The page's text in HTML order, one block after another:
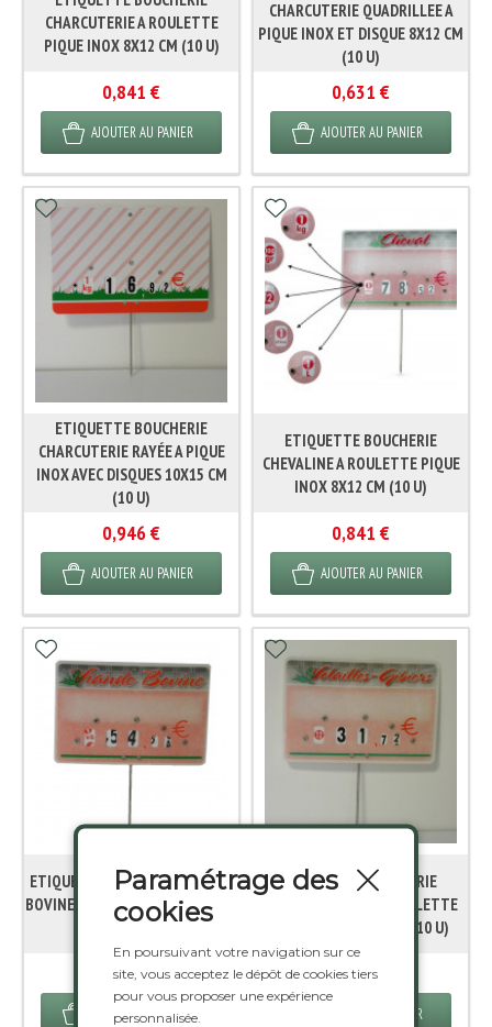
CHARCUTERIE A ROULETTE
PIQUE INOX 8X12 CM (10 U)
0,841 €
AJOUTER AU PANIER
CHARCUTERIE QUADRILLEE A
PIQUE INOX ET DISQUE 8X12 CM
(10 U)
0,631 €
AJOUTER AU PANIER
ETIQUETTE BOUCHERIE
CHARCUTERIE RAYÉE A PIQUE
INOX AVEC DISQUES 10X15 CM
(10 U)
0,946 €
AJOUTER AU PANIER
ETIQUETTE BOUCHERIE
CHEVALINE A ROULETTE PIQUE
INOX 8X12 CM (10 U)
0,841 €
AJOUTER AU PANIER
ETIQUETTE BOUCHERIE VIANDE
BOVINE A ROULETTE PIQUE INOX
8X12 CM (10 U)
0,841 €
AJOUTER AU PANIER
ETIQUETTE BOUCHERIE
VOLAILLE/GIBIER A ROULETTE
PIQUE INOX 8X12 CM (10 U)
0,841 €
AJOUTER AU PANIER
Paramétrage des
cookies
En poursuivant votre navigation sur ce
site, vous acceptez le dépôt de cookies tiers
pour vous proposer une expérience
personnalisée.